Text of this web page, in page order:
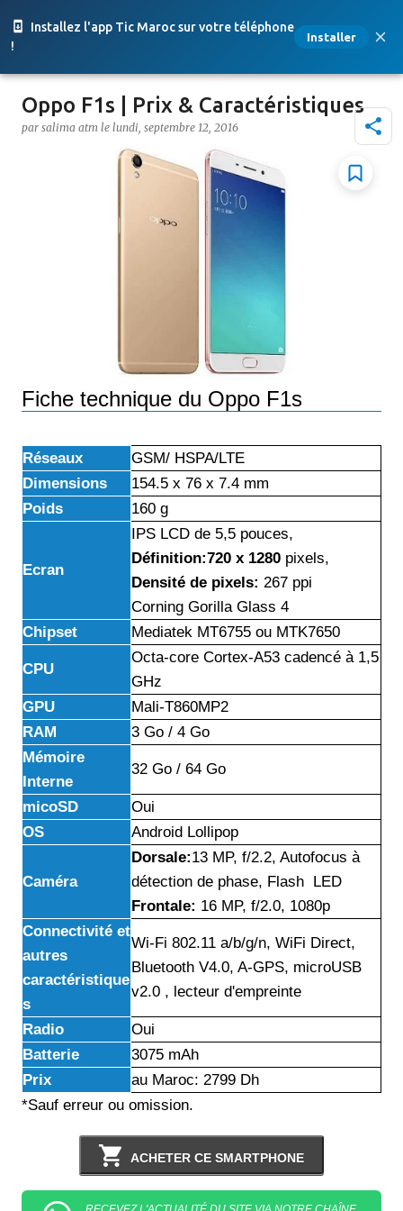
Installez l'app Tic Maroc sur votre téléphone
!
Installer
Accéder au contenu principal
Oppo F1s | Prix & Caractéristiques
par salima atm le lundi, septembre 12, 2016
Fiche technique du Oppo F1s
Réseaux
GSM/ HSPA/LTE
Dimensions
154.5 x 76 x 7.4 mm
Poids
160 g
Ecran
IPS LCD de 5,5 pouces,
Définition:720 x 1280 pixels,
Densité de pixels: 267 ppi
Corning Gorilla Glass 4
Chipset
Mediatek MT6755 ou MTK7650
CPU
Octa-core Cortex-A53 cadencé à 1,5
GHz
GPU
Mali-T860MP2
RAM
3 Go / 4 Go
Mémoire
Interne
32 Go / 64 Go
micoSD
Oui
OS
Android Lollipop
Caméra
Dorsale:13 MP, f/2.2, Autofocus à
détection de phase, Flash LED
Frontale: 16 MP, f/2.0, 1080p
Connectivité et
autres
caractéristique
s
Wi-Fi 802.11 a/b/g/n, WiFi Direct,
Bluetooth V4.0, A-GPS, microUSB
v2.0 , lecteur d'empreinte
Radio
Oui
Batterie
3075 mAh
Prix
au Maroc: 2799 Dh
*Sauf erreur ou omission.
ACHETER CE SMARTPHONE